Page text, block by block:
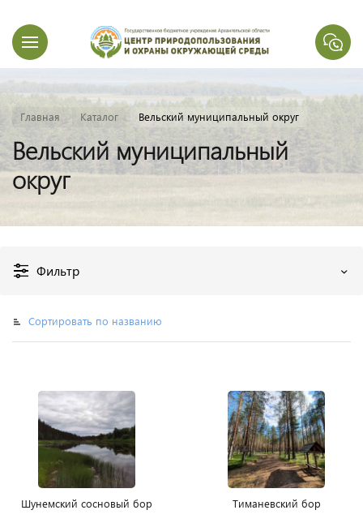
Главная Каталог Вельский муниципальный округ
Вельский муниципальный
округ
Фильтр
Сортировать по названию
Шунемский сосновый бор Тиманевский бор